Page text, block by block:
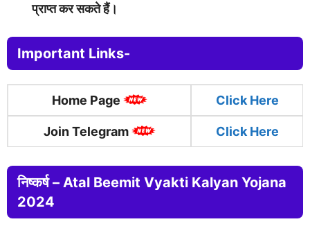
प्राप्त कर सकते हैं।
Important Links-
Home Page Click Here
Join Telegram Click Here
निष्कर्ष – Atal Beemit Vyakti Kalyan Yojana
2024